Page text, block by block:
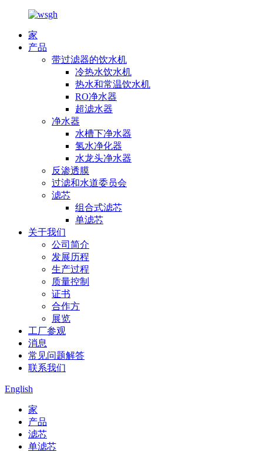
家
产品
带过滤器的饮水机
冷热水饮水机
热水和常温饮水机
RO净水器
超滤水器
净水器
水槽下净水器
氢水净化器
水龙头净水器
反渗透膜
过滤和水道委员会
滤芯
组合式滤芯
单滤芯
关于我们
公司简介
发展历程
生产过程
质量控制
证书
合作方
展览
工厂参观
消息
常见问题解答
联系我们
English
家
产品
滤芯
单滤芯